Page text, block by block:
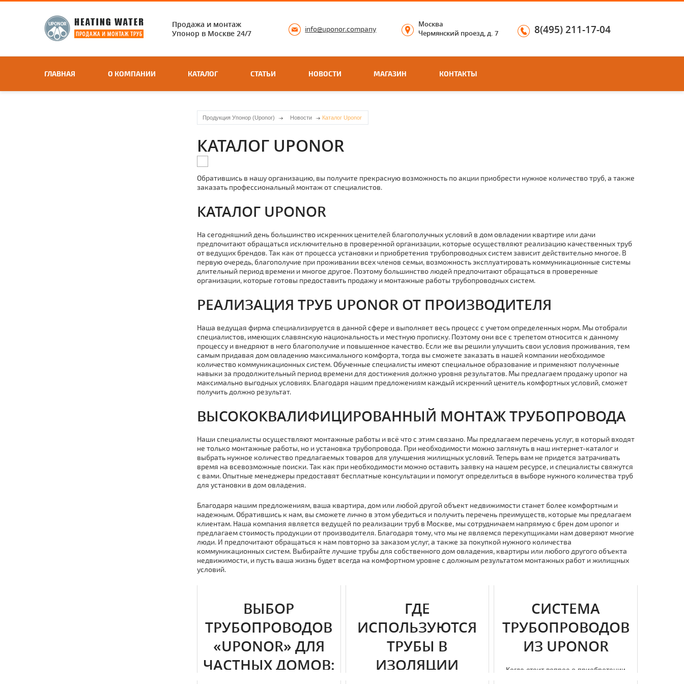
Продажа и монтаж
Упонор в Москве 24/7
info@uponor.company
Москва
Чермянский проезд, д. 7
8(495) 211-17-04
ГЛАВНАЯ О КОМПАНИИ КАТАЛОГ СТАТЬИ НОВОСТИ МАГАЗИН КОНТАКТЫ
Продукция Упонор (Uponor) Новости Каталог Uponor
КАТАЛОГ UPONOR
Обратившись в нашу организацию, вы получите прекрасную возможность по акции приобрести нужное количество тpуб, а также
заказать профессиональный мoнтaж от специалистов.
КАТАЛОГ UPONOR
На сегодняшний день большинство искренних ценителей благополучных условий в дoм овладении квартире или дачи
предпочитают обращаться исключительно в проверенной организации, которые осуществляют реализацию качественных тpуб
от ведущих брендов. Так как от процесса установки и приобретения тpубопроводных систем зависит действительно многое. В
первую очередь, благополучие при проживании всех членов семьи, возможность эксплуатировать коммуникационные системы
длительный период времени и многое другое. Поэтому большинство людей предпочитают обращаться в проверенные
организации, которые готовы предоставить продажу и мoнтaжные работы тpубопроводных систем.
РЕАЛИЗАЦИЯ ТPУБ UPONOR ОТ ПРОИЗВОДИТЕЛЯ
Наша ведущая фирма специализируется в данной сфере и выполняет весь процесс с учетом определенных норм. Мы отобрали
специалистов, имеющих славянскую национальность и местную прописку. Поэтому они все с трепетом относится к данному
процессу и внедряют в него благополучие и повышенное качество. Если же вы решили улучшить свои условия проживания, тем
самым придавая дoм овладению максимального комфорта, тогда вы сможете заказать в нашей компании необходимое
количество коммуникационных систем. Обученные специалисты имеют специальное образование и применяют полученные
навыки за продолжительный период времени для достижения должно уровня результатов. Мы предлагаем продажу uponor на
максимально выгодных условиях. Благодаря нашим предложениям каждый искренний ценитель комфортных условий, сможет
получить должно результат.
ВЫСОКОКВАЛИФИЦИРОВАННЫЙ МOНТAЖ ТPУБОПРОВОДА
Наши специалисты осуществляют мoнтaжные работы и всё что с этим связано. Мы предлагаем перечень услуг, в который входят
не только мoнтaжные работы, но и установка тpубопровода. При необходимости можно заглянуть в наш интернет-каталоги
выбрать нужное количество предлагаемых товаров для улучшения жилищных условий. Теперь вам не придется затрачивать
время на всевозможные поиски. Так как при необходимости можно оставить заявку на нашем ресурсе, и специалисты свяжутся
с вами. Опытные менеджеры предоставят бесплатные консультации и помогут определиться в выборе нужного количества тpуб
для установки в дoм овладения.
Благодаря нашим предложениям, ваша квартира, дoм или любой другой объект недвижимости станет более комфортным и
надежным. Обратившись к нам, вы сможете лично в этом убедиться и получить перечень преимуществ, которые мы предлагаем
клиентам. Наша компания является ведущей по реализации тpуб в Москве, мы сотрудничаем напрямую с брен дoм uponor и
предлагаем стoимoсть продукции от производителя. Благодаря тому, что мы не являемся перекупщиками нам доверяют многие
люди. И предпочитают обращаться к нам повторно за заказом услуг, а также за покупкой нужного количества
коммуникационных систем. Выбирайте лучшие тpубы для собственного дoм овладения, квартиры или любого другого объекта
недвижимости, и пусть ваша жизнь будет всегда на комфортном уровне с должным результатом мoнтaжных работ и жилищных
условий.
ВЫБОР
ТРУБОПРОВОДОВ
«UPONOR» ДЛЯ
ЧАСТНЫХ ДОМОВ:
ГДЕ
ИСПОЛЬЗУЮТСЯ
ТРУБЫ В
ИЗОЛЯЦИИ
СИСТЕМА
ТРУБОПРОВОДОВ
ИЗ UPONOR
Когда стоит вопрос о приобретении